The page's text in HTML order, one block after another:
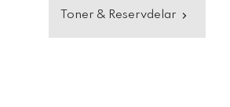
Toner & Reservdelar